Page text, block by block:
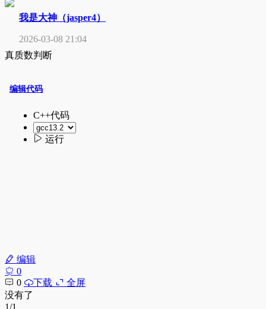
我是大神（jasper4）
2026-03-08 21:04
真质数判断
编辑
0
0
下载
全屏
没有了
1/1